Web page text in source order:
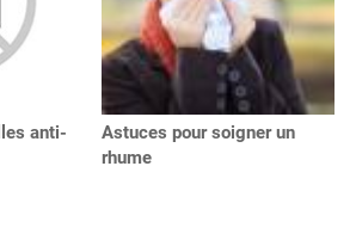
anti-
Astuces pour soigner un
rhume